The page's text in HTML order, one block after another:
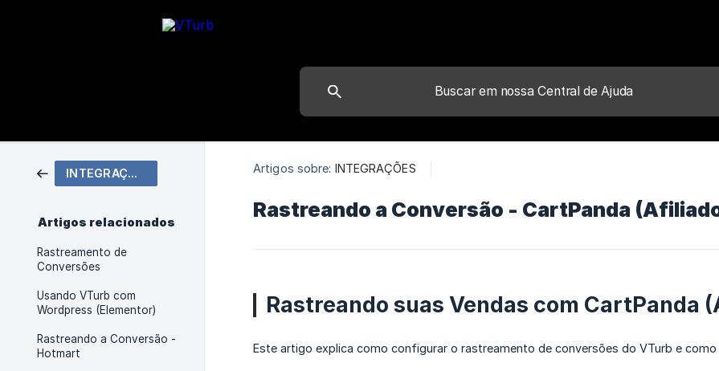
INTEGRAÇÕES
Artigos relacionados
Rastreamento de
Conversões
Usando VTurb com
Wordpress (Elementor)
Rastreando a Conversão -
Hotmart
Artigos sobre: INTEGRAÇÕES
Rastreando a Conversão - CartPanda
Rastreando suas Vendas com CartPanda
Este artigo explica como configurar o rastreamento de conversões do VTurb e